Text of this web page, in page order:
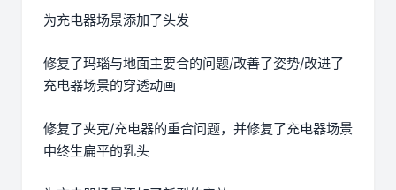
为充电器场景添加了头发
修复了玛瑙与地面主要合的问题/改善了姿势/改进了
充电器场景的穿透动画
修复了夹克/充电器的重合问题，并修复了充电器场景
中终生扁平的乳头